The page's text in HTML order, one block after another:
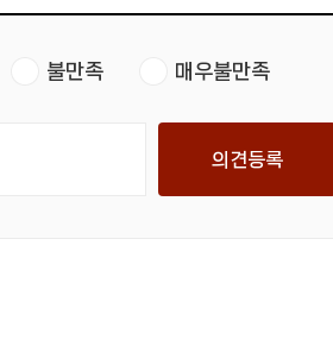
불만족 매우불만족
의견등록